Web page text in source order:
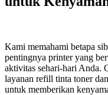
Kami memahami betapa
pentingnya printer yang
aktivitas sehari-hari Anda.
layanan refill tinta toner
untuk memberikan